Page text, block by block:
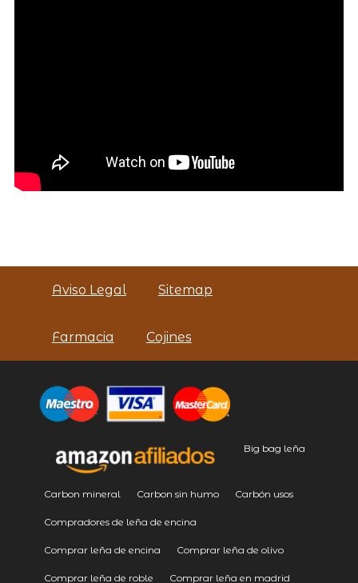
Aviso Legal Sitemap
Farmacia Cojines
Big bag leña
Carbon mineral Carbon sin humo Carbón usos
Compradores de leña de encina
Comprar leña de encina Comprar leña de olivo
Comprar leña de roble Comprar leña en madrid